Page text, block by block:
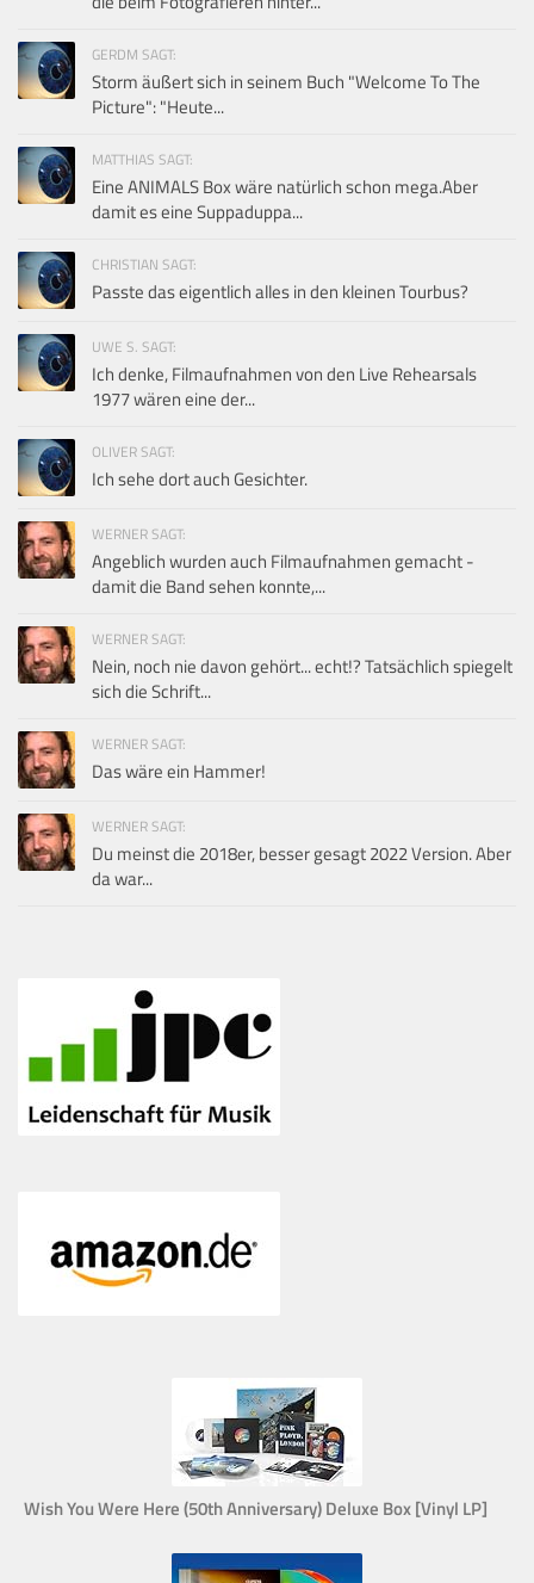
GERDM SAGT:
Storm äußert sich in seinem Buch "Welcome To The
Picture": "Heute...
MATTHIAS SAGT:
Eine ANIMALS Box wäre natürlich schon mega.Aber
damit es eine Suppaduppa...
CHRISTIAN SAGT:
Passte das eigentlich alles in den kleinen Tourbus?
UWE S. SAGT:
Ich denke, Filmaufnahmen von den Live Rehearsals
1977 wären eine der...
OLIVER SAGT:
Ich sehe dort auch Gesichter.
WERNER SAGT:
Angeblich wurden auch Filmaufnahmen gemacht -
damit die Band sehen konnte,...
WERNER SAGT:
Nein, noch nie davon gehört... echt!? Tatsächlich spiegelt
sich die Schrift...
WERNER SAGT:
Das wäre ein Hammer!
WERNER SAGT:
Du meinst die 2018er, besser gesagt 2022 Version. Aber
da war...
Wish You Were Here (50th Anniversary) Deluxe Box [Vinyl LP]